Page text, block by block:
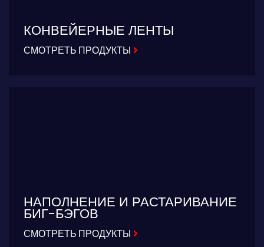
КОНВЕЙЕРНЫЕ ЛЕНТЫ
СМОТРЕТЬ ПРОДУКТЫ
НАПОЛНЕНИЕ И РАСТАРИВАНИЕ
БИГ-БЭГОВ
СМОТРЕТЬ ПРОДУКТЫ